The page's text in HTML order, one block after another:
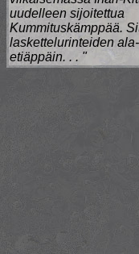
uudelleen sijoitettua
Kummituskämppää.
laskettelurinteiden
etiäppäin. . . "